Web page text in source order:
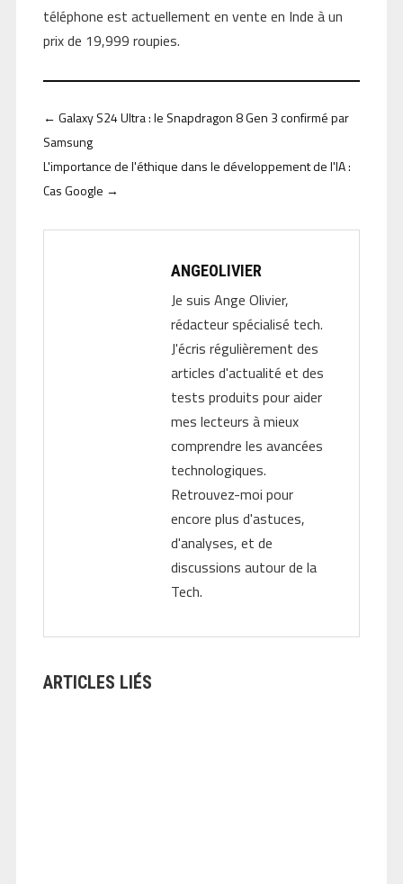
téléphone est actuellement en vente en Inde à un
prix de 19,999 roupies.
← Galaxy S24 Ultra : le Snapdragon 8 Gen 3 confirmé par
Samsung
L'importance de l'éthique dans le développement de l'IA :
Cas Google →
ANGEOLIVIER
Je suis Ange Olivier,
rédacteur spécialisé tech.
J'écris régulièrement des
articles d'actualité et des
tests produits pour aider
mes lecteurs à mieux
comprendre les avancées
technologiques.
Retrouvez-moi pour
encore plus d'astuces,
d'analyses, et de
discussions autour de la
Tech.
ARTICLES LIÉS